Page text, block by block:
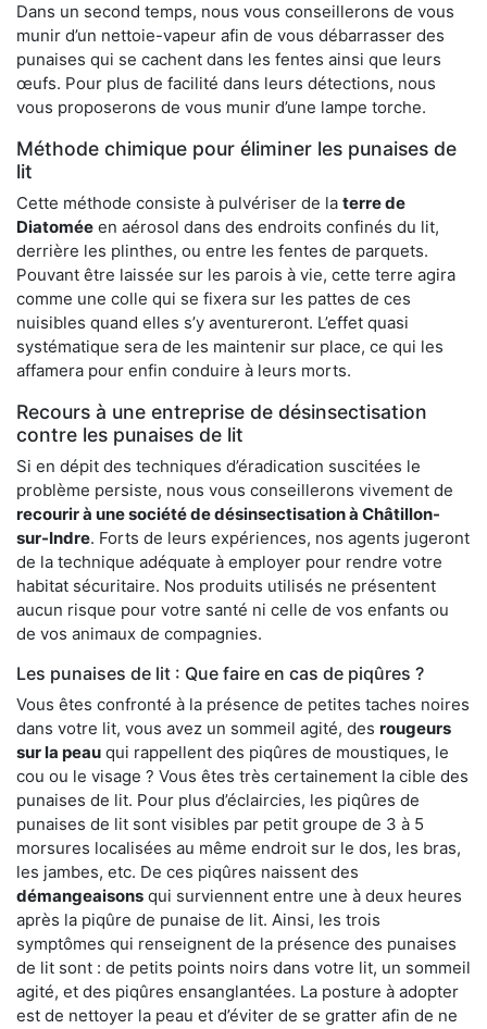
Dans un second temps, nous vous conseillerons de vous
munir d’un nettoie-vapeur afin de vous débarrasser des
punaises qui se cachent dans les fentes ainsi que leurs
œufs. Pour plus de facilité dans leurs détections, nous
vous proposerons de vous munir d’une lampe torche.
Méthode chimique pour éliminer les punaises de
lit
Cette méthode consiste à pulvériser de la terre de
Diatomée en aérosol dans des endroits confinés du lit,
derrière les plinthes, ou entre les fentes de parquets.
Pouvant être laissée sur les parois à vie, cette terre agira
comme une colle qui se fixera sur les pattes de ces
nuisibles quand elles s’y aventureront. L’effet quasi
systématique sera de les maintenir sur place, ce qui les
affamera pour enfin conduire à leurs morts.
Recours à une entreprise de désinsectisation
contre les punaises de lit
Si en dépit des techniques d’éradication suscitées le
problème persiste, nous vous conseillerons vivement de
recourir à une société de désinsectisation à Châtillon-
sur-Indre. Forts de leurs expériences, nos agents jugeront
de la technique adéquate à employer pour rendre votre
habitat sécuritaire. Nos produits utilisés ne présentent
aucun risque pour votre santé ni celle de vos enfants ou
de vos animaux de compagnies.
Les punaises de lit : Que faire en cas de piqûres ?
Vous êtes confronté à la présence de petites taches noires
dans votre lit, vous avez un sommeil agité, des rougeurs
sur la peau qui rappellent des piqûres de moustiques, le
cou ou le visage ? Vous êtes très certainement la cible des
punaises de lit. Pour plus d’éclaircies, les piqûres de
punaises de lit sont visibles par petit groupe de 3 à 5
morsures localisées au même endroit sur le dos, les bras,
les jambes, etc. De ces piqûres naissent des
démangeaisons qui surviennent entre une à deux heures
après la piqûre de punaise de lit. Ainsi, les trois
symptômes qui renseignent de la présence des punaises
de lit sont : de petits points noirs dans votre lit, un sommeil
agité, et des piqûres ensanglantées. La posture à adopter
est de nettoyer la peau et d’éviter de se gratter afin de ne